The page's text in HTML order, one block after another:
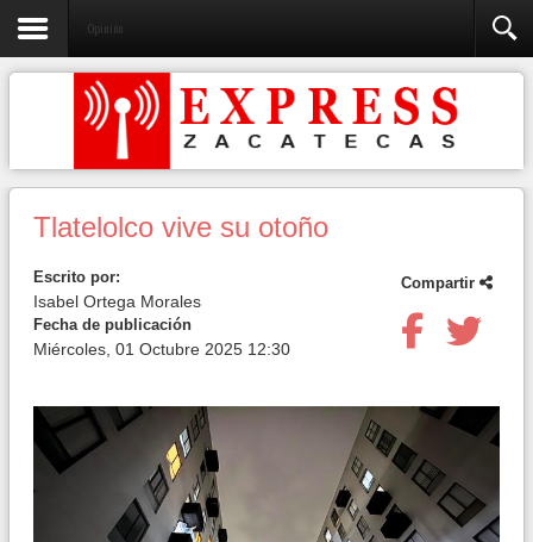
Opinión
Tlatelolco vive su otoño
Escrito por: Compartir
Isabel Ortega Morales
Fecha de publicación
Miércoles, 01 Octubre 2025 12:30